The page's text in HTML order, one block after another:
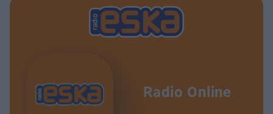
Radio Online